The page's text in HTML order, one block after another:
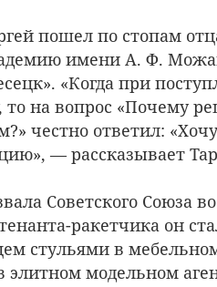
пошел по стопам
имени А. Ф.
«Когда при
то на вопрос «Почему
честно ответил:
— рассказывает
Советского Союза
ракетчика он
стульями в
модельном